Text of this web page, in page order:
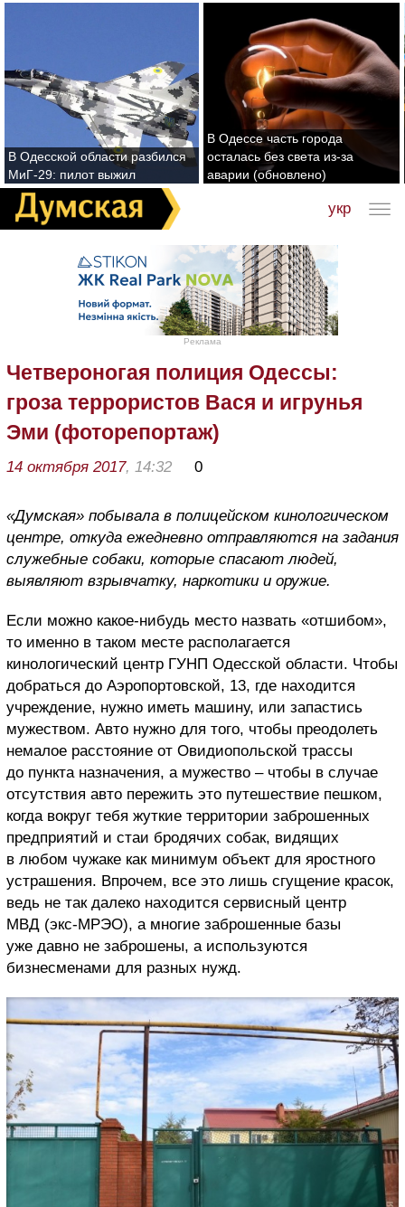
В Одесской области разбился
МиГ-29: пилот выжил
В Одессе часть города
осталась без света из-за
аварии (обновлено)
укр
Реклама
Четвероногая полиция Одессы:
гроза террористов Вася и игрунья
Эми (фоторепортаж)
14 октября 2017, 14:32 0
«Думская» побывала в полицейском кинологическом
центре, откуда ежедневно отправляются на задания
служебные собаки, которые спасают людей,
выявляют взрывчатку, наркотики и оружие.
Если можно какое-нибудь место назвать «отшибом»,
то именно в таком месте располагается
кинологический центр ГУНП Одесской области. Чтобы
добраться до Аэропортовской, 13, где находится
учреждение, нужно иметь машину, или запастись
мужеством. Авто нужно для того, чтобы преодолеть
немалое расстояние от Овидиопольской трассы
до пункта назначения, а мужество – чтобы в случае
отсутствия авто пережить это путешествие пешком,
когда вокруг тебя жуткие территории заброшенных
предприятий и стаи бродячих собак, видящих
в любом чужаке как минимум объект для яростного
устрашения. Впрочем, все это лишь сгущение красок,
ведь не так далеко находится сервисный центр
МВД (экс-МРЭО), а многие заброшенные базы
уже давно не заброшены, а используются
бизнесменами для разных нужд.